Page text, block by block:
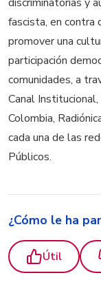
discriminatorias y
fascista, en contra
promover una
participación
comunidades, a
Canal
Colombia,
cada una de las
Públicos.
¿Cómo le ha
Útil